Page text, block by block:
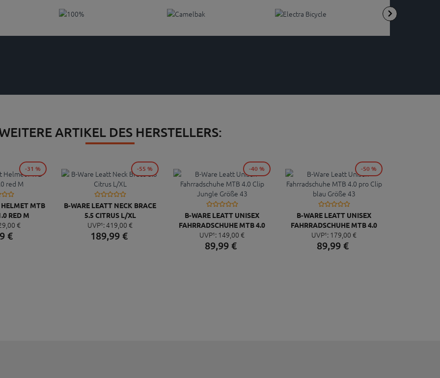
ARTIKEL DES HERSTELLERS:
MTB
RED M
00 €
€
-31 %
B-WARE LEATT NECK BRACE
5.5 CITRUS L/XL
UVP¹:419, 00 €
189,99 €
-55 %
B-WARE LEATT UNISEX
FAHRRADSCHUHE MTB 4.0
CLIP JUNGLE GRÖSSE 43
UVP¹: 149, 00 €
89,99€
-40 %
B-WARE LEATT UNISEX
FAHRRADSCHUHE MTB 4.0
PRO CLIP BLAU GRÖSSE 43
UVP¹: 179, 00 €
89,99€
-50 %